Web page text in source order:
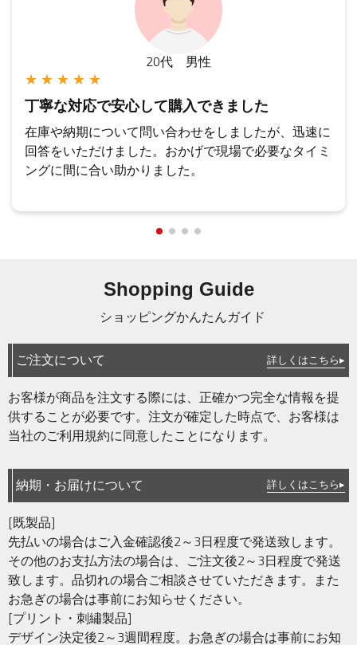
20代 男性
★ ★ ★ ★ ★
丁寧な対応で安心して購入できました
在庫や納期について問い合わせをしましたが、迅速に
回答をいただけました。おかげで現場で必要なタイミ
ングに間に合い助かりました。
Shopping Guide
ショッピングかんたんガイド
ご注文について 詳しくはこちら▸
お客様が商品を注文する際には、正確かつ完全な情報を提
供することが必要です。注文が確定した時点で、お客様は
当社のご利用規約に同意したことになります。
納期・お届けについて 詳しくはこちら▸
[既製品]
先払いの場合はご入金確認後2～3日程度で発送致します。
その他のお支払方法の場合は、ご注文後2～3日程度で発送
致します。品切れの場合ご相談させていただきます。また
お急ぎの場合は事前にお知らせください。
[プリント・刺繡製品]
デザイン決定後2～3週間程度。お急ぎの場合は事前にお知